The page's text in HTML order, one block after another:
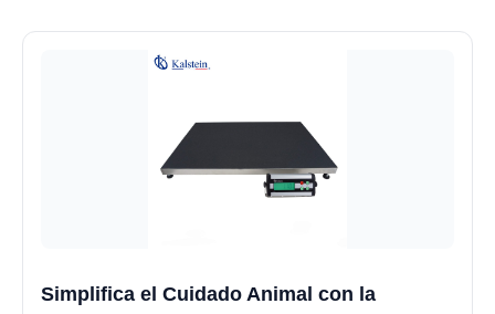
Simplifica el Cuidado Animal con la